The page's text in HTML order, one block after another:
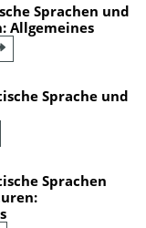
Sprachen und
Allgemeines
Sprache und
Sprachen